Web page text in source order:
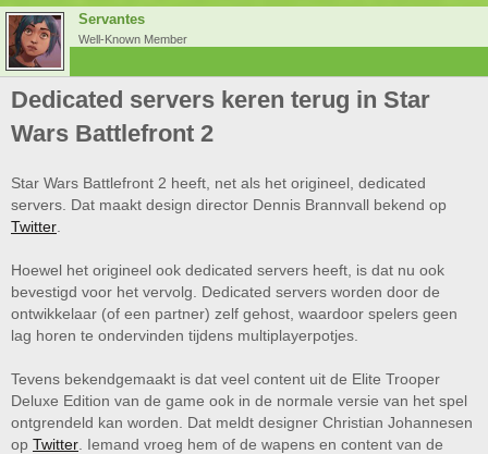
Servantes
Well-Known Member
Dedicated servers keren terug in Star
Wars Battlefront 2
Star Wars Battlefront 2 heeft, net als het origineel, dedicated
servers. Dat maakt design director Dennis Brannvall bekend op
Twitter
Hoewel het origineel ook dedicated servers heeft, is dat nu ook
bevestigd voor het vervolg. Dedicated servers worden door de
ontwikkelaar (of een partner) zelf gehost, waardoor spelers geen
lag horen te ondervinden tijdens multiplayerpotjes.
Tevens bekendgemaakt is dat veel content uit de Elite Trooper
Deluxe Edition van de game ook in de normale versie van het spel
ontgrendeld kan worden. Dat meldt designer Christian Johannesen
op Twitter . Iemand vroeg hem of de wapens en content van de